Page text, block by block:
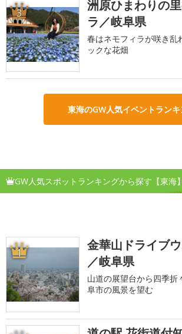
3
洲原ひまわりの
ラ／岐阜県
春はネモフィラが咲き乱
ックな花畑
東海のGW人気イベントラン
GW人気スポットランキングから探す【東海】
1
金華山ドライブ
／岐阜県
山道の展望台から四季折
阜市の風景を望む